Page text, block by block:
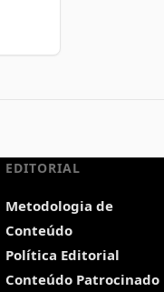
EDITORIAL
Metodologia de
Conteúdo
Política Editorial
Conteúdo Patrocinado